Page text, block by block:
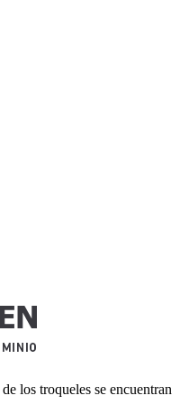
los troqueles se encuentran